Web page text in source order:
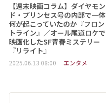
【週末映画コラム】ダイヤモン
ド・プリンセス号の内部で一体
何が起こっていたのか『フロン
トライン』／オール尾道ロケで
映画化したSF青春ミステリー
『リライト』
2025.06.13 08:00 エンタメ